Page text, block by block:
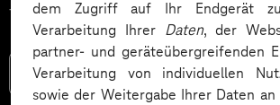
dem Zugriff auf Ihr Endgerät
Verarbeitung Ihrer Daten, der
partner- und geräteübergreifenden
Verarbeitung von individuellen
sowie der Weitergabe Ihrer Daten
für HR‑Entscheider*innen.
Mehr lesen